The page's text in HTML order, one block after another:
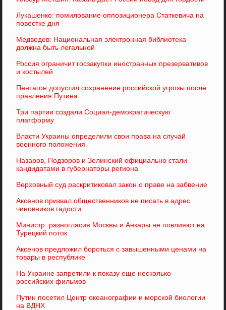
Лукашенко: помилование оппозиционера Статкевича на
повестке дня
Медведев: Национальная электронная библиотека
должна быть легальной
Россия ограничит госзакупки иностранных презервативов
и костылей
Пентагон допустил сохранение российской угрозы после
правления Путина
Три партии создали Социал-демократическую
платформу
Власти Украины определили свои права на случай
военного положения
Назаров, Подзоров и Зелинский официально стали
кандидатами в губернаторы региона
Верховный суд раскритиковал закон о праве на забвение
Аксенов призвал общественников не писать в адрес
чиновников гадости
Министр: разногласия Москвы и Анкары не повлияют на
Турецкий поток
Аксенов предложил бороться с завышенными ценами на
товары в республике
На Украине запретили к показу еще несколько
российских фильмов
Путин посетил Центр океанографии и морской биологии
на ВДНХ